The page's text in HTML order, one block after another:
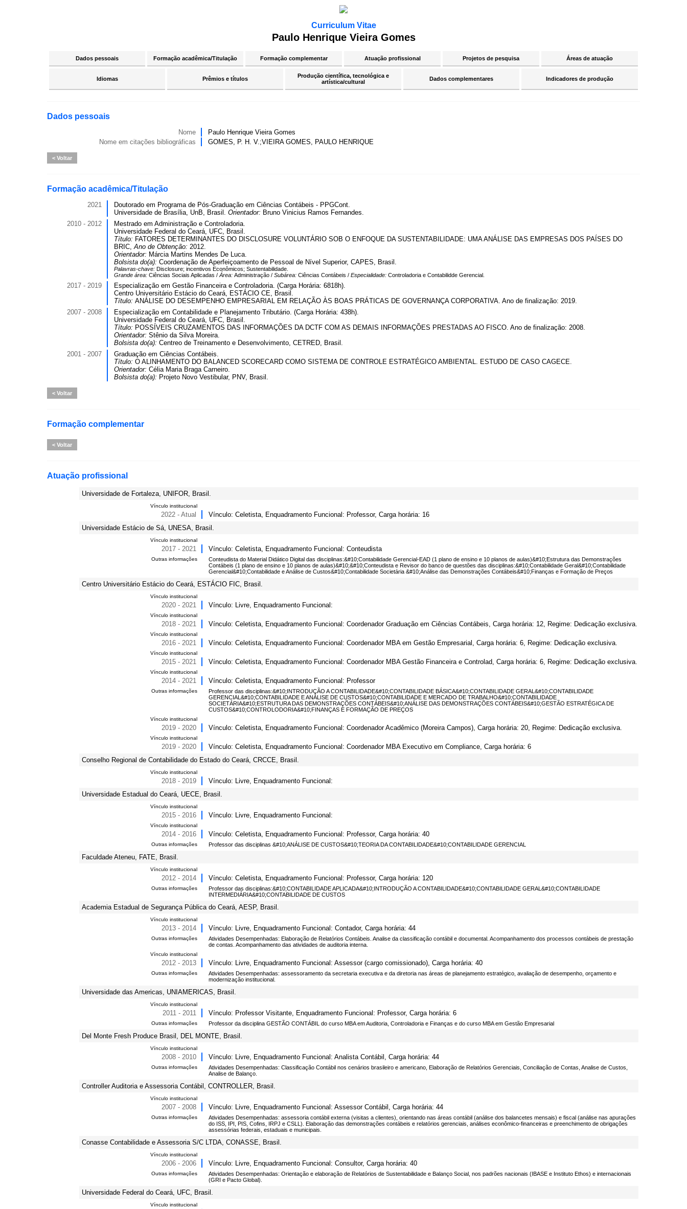
Curriculum Vitae
Paulo Henrique Vieira Gomes
Dados pessoais Formação acadêmica/Titulação Formação complementar Atuação profissional Projetos de pesquisa Áreas de atuação
Idiomas Prêmios e títulos
Produção científica, tecnológica e
artística/cultural
Dados complementares Indicadores de produção
Dados pessoais
Nome
Paulo Henrique Vieira Gomes
Nome em citações bibliográficas
GOMES, P. H. V.;VIEIRA GOMES, PAULO HENRIQUE
Voltar
Formação acadêmica/Titulação
2021
Doutorado em Programa de Pós-Graduação em Ciências Contábeis - PPGCont.
Universidade de Brasília, UnB, Brasil. Orientador: Bruno Vinicius Ramos Fernandes.
2010 - 2012
Mestrado em Administração e Controladoria.
Universidade Federal do Ceará, UFC, Brasil.
Título: FATORES DETERMINANTES DO DISCLOSURE VOLUNTÁRIO SOB O ENFOQUE DA SUSTENTABILIDADE: UMA ANÁLISE DAS EMPRESAS DOS PAÍSES DO
BRIC,Ano de Obtenção: 2012.
Orientador: Márcia Martins Mendes De Luca.
Bolsista do(a): Coordenação de Aperfeiçoamento de Pessoal de Nível Superior, CAPES, Brasil.
Palavras-chave: Disclosure; incentivos Econômicos; Sustentabilidade.
Grande área: Ciências Sociais Aplicadas / Área: Administração / Subárea: Ciências Contábeis / Especialidade: Controladoria e Contabilidde Gerencial.
2017 - 2019
Especialização em Gestão Financeira e Controladoria. (Carga Horária: 6818h).
Centro Universitário Estácio do Ceará, ESTÁCIO CE, Brasil.
Título: ANÁLISE DO DESEMPENHO EMPRESARIAL EM RELAÇÃO ÀS BOAS PRÁTICAS DE GOVERNANÇA CORPORATIVA. Ano de finalização: 2019.
2007 - 2008
Especialização em Contabilidade e Planejamento Tributário. (Carga Horária: 438h).
Universidade Federal do Ceará, UFC, Brasil.
Título: POSSÍVEIS CRUZAMENTOS DAS INFORMAÇÕES DA DCTF COM AS DEMAIS INFORMAÇÕES PRESTADAS AO FISCO. Ano de finalização: 2008.
Orientador: Stênio da Silva Moreira.
Bolsista do(a): Centreo de Treinamento e Desenvolvimento, CETRED, Brasil.
2001 - 2007
Graduação em Ciências Contábeis.
Título: O ALINHAMENTO DO BALANCED SCORECARD COMO SISTEMA DE CONTROLE ESTRATÉGICO AMBIENTAL. ESTUDO DE CASO CAGECE.
Orientador: Célia Maria Braga Carneiro.
Bolsista do(a): Projeto Novo Vestibular, PNV, Brasil.
Voltar
Formação complementar
Voltar
Atuação profissional
Universidade de Fortaleza, UNIFOR, Brasil.
Vínculo institucional
2022 - Atual
Vínculo: Celetista, Enquadramento Funcional: Professor, Carga horária: 16
Universidade Estácio de Sá, UNESA, Brasil.
Vínculo institucional
2017 - 2021 Vínculo: Celetista, Enquadramento Funcional: Conteudista
Outras informações
Conteudista do Material Didático Digital das disciplinas:&#10;Contabilidade Gerencial-EAD (1 plano de ensino e 10 planos de aulas)&#10;Estrutura das Demonstrações
Contábeis (1 plano de ensino e 10 planos de aulas)&#10;&#10;Conteudista e Revisor do banco de questões das disciplinas:&#10;Contabilidade Geral&#10;Contabilidade
Gerencial&#10;Contabilidade e Análise de Custos&#10;Contabilidade Societária &#10;Análise das Demonstrações Contábeis&#10;Finanças e Formação de Preços
Centro Universitário Estácio do Ceará, ESTÁCIO FIC, Brasil.
Vínculo institucional
2020 - 2021 Vínculo: Livre, Enquadramento Funcional:
Vínculo institucional
2018 - 2021 Vínculo: Celetista, Enquadramento Funcional: Coordenador Graduação em Ciências Contábeis, Carga horária: 12, Regime: Dedicação exclusiva.
Vínculo institucional
2016 - 2021 Vínculo: Celetista, Enquadramento Funcional: Coordenador MBA em Gestão Empresarial, Carga horária: 6, Regime: Dedicação exclusiva.
Vínculo institucional
2015 - 2021 Vínculo: Celetista, Enquadramento Funcional: Coordenador MBA Gestão Financeira e Controlad, Carga horária: 6, Regime: Dedicação exclusiva.
Vínculo institucional
2014 - 2021 Vínculo: Celetista, Enquadramento Funcional: Professor
Outras informações
Professor das disciplinas:&#10;INTRODUÇÃO A CONTABILIDADE&#10;CONTABILIDADE BÁSICA&#10;CONTABILIDADE GERAL&#10;CONTABILIDADE
GERENCIAL&#10;CONTABILIDADE E ANÁLISE DE CUSTOS&#10;CONTABILIDADE E MERCADO DE TRABALHO&#10;CONTABILIDADE
SOCIETÁRIA&#10;ESTRUTURA DAS DEMONSTRAÇÕES CONTÁBEIS&#10;ANÁLISE DAS DEMONSTRAÇÕES CONTÁBEIS&#10;GESTÃO ESTRATÉGICA DE
CUSTOS&#10;CONTROLODORIA&#10;FINANÇAS E FORMAÇÃO DE PREÇOS
Vínculo institucional
2019 - 2020 Vínculo: Celetista, Enquadramento Funcional: Coordenador Acadêmico (Moreira Campos), Carga horária: 20, Regime: Dedicação exclusiva.
Vínculo institucional
2019 - 2020
Vínculo: Celetista, Enquadramento Funcional: Coordenador MBA Executivo em Compliance, Carga horária: 6
Conselho Regional de Contabilidade do Estado do Ceará, CRCCE, Brasil.
Vínculo institucional
2018 - 2019
Vínculo: Livre, Enquadramento Funcional:
Universidade Estadual do Ceará, UECE, Brasil.
Vínculo institucional
2015 - 2016 Vínculo: Livre, Enquadramento Funcional:
Vínculo institucional
2014 - 2016 Vínculo: Celetista, Enquadramento Funcional: Professor, Carga horária: 40
Outras informações Professor das disciplinas &#10;ANÁLISE DE CUSTOS&#10;TEORIA DA CONTABILIDADE&#10;CONTABILIDADE GERENCIAL
Faculdade Ateneu, FATE, Brasil.
Vínculo institucional
2012 - 2014 Vínculo: Celetista, Enquadramento Funcional: Professor, Carga horária: 120
Outras informações
Professor das disciplinas:&#10;CONTABILIDADE APLICADA&#10;INTRODUÇÃO A CONTABILIDADE&#10;CONTABILIDADE GERAL&#10;CONTABILIDADE
INTERMEDIÁRIA&#10;CONTABILIDADE DE CUSTOS
Academia Estadual de Segurança Pública do Ceará, AESP, Brasil.
Vínculo institucional
2013 - 2014 Vínculo: Livre, Enquadramento Funcional: Contador, Carga horária: 44
Outras informações
Atividades Desempenhadas: Elaboração de Relatórios Contábeis. Analise da classificação contábil e documental. Acompanhamento dos processos contábeis de prestação
de contas. Acompanhamento das atividades de auditoria interna.
Vínculo institucional
2012 - 2013 Vínculo: Livre, Enquadramento Funcional: Assessor (cargo comissionado), Carga horária: 40
Outras informações
Atividades Desempenhadas: assessoramento da secretaria executiva e da diretoria nas áreas de planejamento estratégico, avaliação de desempenho, orçamento e
modernização institucional.
Universidade das Americas, UNIAMERICAS, Brasil.
Vínculo institucional
2011 - 2011 Vínculo: Professor Visitante, Enquadramento Funcional: Professor, Carga horária: 6
Outras informações Professor da disciplina GESTÃO CONTÁBIL do curso MBA em Auditoria, Controladoria e Finanças e do curso MBA em Gestão Empresarial
Del Monte Fresh Produce Brasil, DEL MONTE, Brasil.
Vínculo institucional
2008 - 2010 Vínculo: Livre, Enquadramento Funcional: Analista Contábil, Carga horária: 44
Outras informações
Atividades Desempenhadas: Classificação Contábil nos cenários brasileiro e americano, Elaboração de Relatórios Gerenciais, Conciliação de Contas, Analise de Custos,
Analise de Balanço.
Controller Auditoria e Assessoria Contábil, CONTROLLER, Brasil.
Vínculo institucional
2007 - 2008 Vínculo: Livre, Enquadramento Funcional: Assessor Contábil, Carga horária: 44
Outras informações
Atividades Desempenhadas: assessoria contábil externa (visitas a clientes), orientando nas áreas contábil (análise dos balancetes mensais) e fiscal (análise nas apurações
do ISS, IPI, PIS, Cofins, IRPJ e CSLL). Elaboração das demonstrações contábeis e relatórios gerenciais, análises econômico-financeiras e preenchimento de obrigações
assessórias federais, estaduais e municipais.
Conasse Contabilidade e Assessoria S/C LTDA, CONASSE, Brasil.
Vínculo institucional
2006 - 2006 Vínculo: Livre, Enquadramento Funcional: Consultor, Carga horária: 40
Outras informações
Atividades Desempenhadas: Orientação e elaboração de Relatórios de Sustentabilidade e Balanço Social, nos padrões nacionais (IBASE e Instituto Ethos) e internacionais
(GRI e Pacto Global).
Universidade Federal do Ceará, UFC, Brasil.
Vínculo institucional